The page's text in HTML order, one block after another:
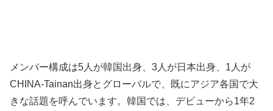
メンバー構成は5人が韓国出身、3人が日本出身、1人が
CHINA-Tainan出身とグローバルで、既にアジア各国で大
きな話題を呼んでいます。韓国では、デビューから1年2